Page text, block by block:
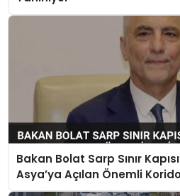
Bakan Bolat Sarp Sınır
Asya’ya Açılan Önemli